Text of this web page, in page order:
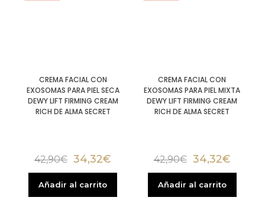
CREMA FACIAL CON
EXOSOMAS PARA PIEL SECA
DEWY LIFT FIRMING CREAM
RICH DE ALMA SECRET
42,90€ 34,32€
Añadir al carrito
CREMA FACIAL CON
EXOSOMAS PARA PIEL MIXTA
DEWY LIFT FIRMING CREAM
RICH DE ALMA SECRET
42,90€ 34,32€
Añadir al carrito